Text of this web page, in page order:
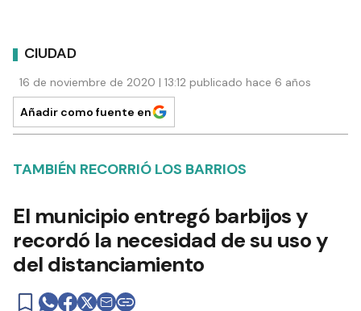
CIUDAD
16 de noviembre de 2020 | 13:12 publicado hace 6 años
Añadir como fuente en
TAMBIÉN RECORRIÓ LOS BARRIOS
El municipio entregó barbijos y
recordó la necesidad de su uso y
del distanciamiento